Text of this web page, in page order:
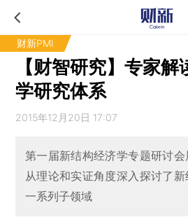
财新PMI
【财智研究】专家
学研究体系
2015年12月20日 17:07
第一届新结构经济学专题研讨会
从理论和实证角度深入探讨了
一系列子领域